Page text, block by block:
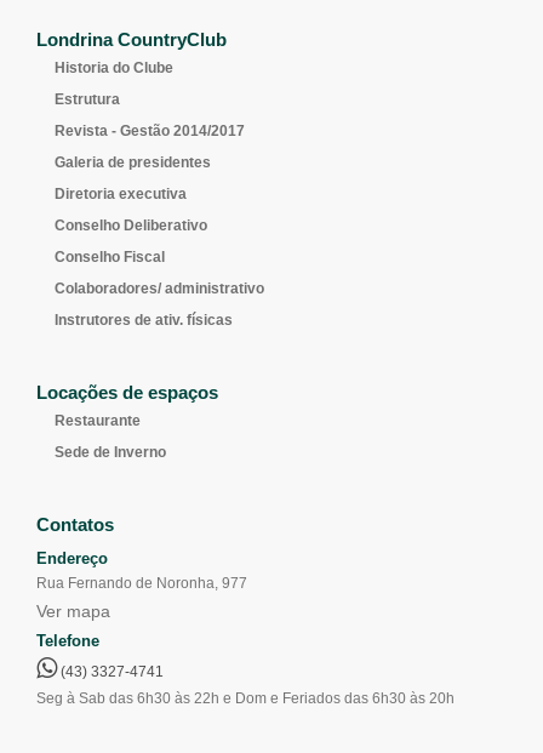
Londrina CountryClub
Historia do Clube
Estrutura
Revista - Gestão 2014/2017
Galeria de presidentes
Diretoria executiva
Conselho Deliberativo
Conselho Fiscal
Colaboradores/ administrativo
Instrutores de ativ. físicas
Locações de espaços
Restaurante
Sede de Inverno
Contatos
Endereço
Rua Fernando de Noronha, 977
Ver mapa
Telefone
(43) 3327-4741
Seg à Sab das 6h30 às 22h e Dom e Feriados das 6h30 às 20h